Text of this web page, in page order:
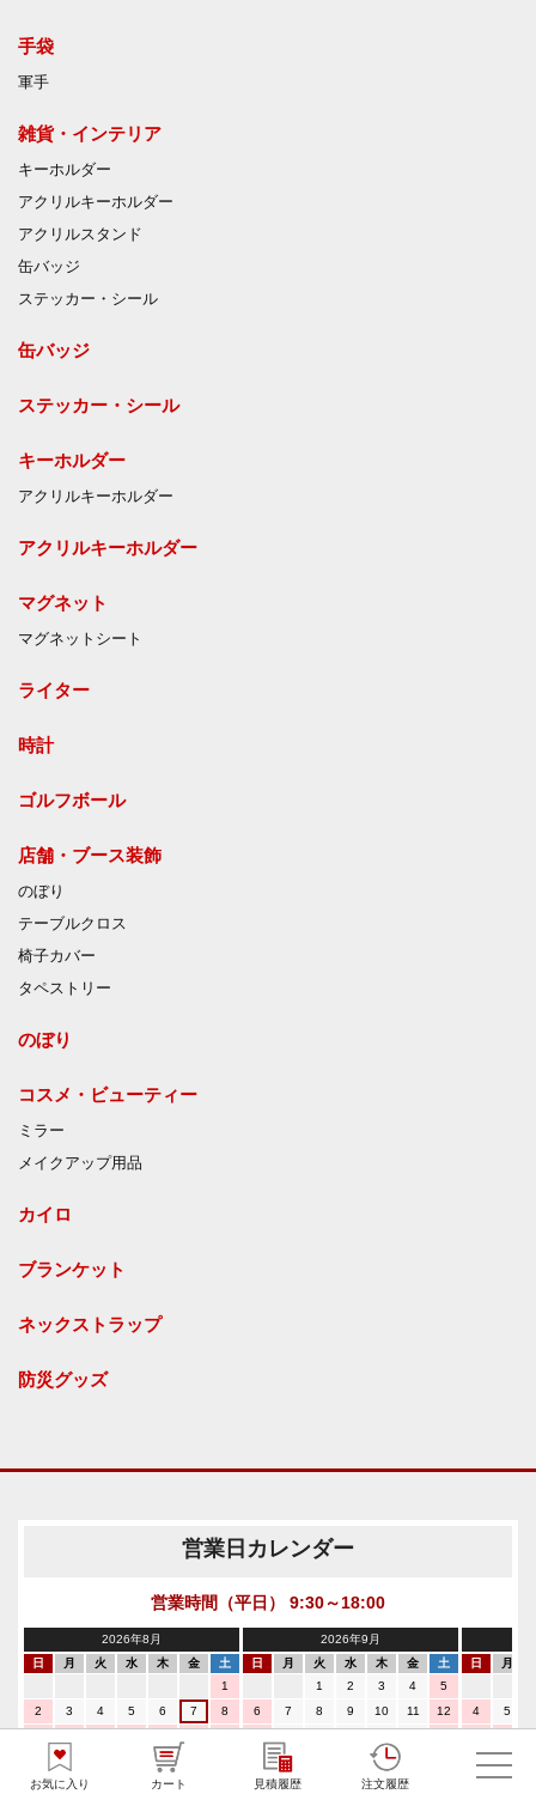
お気に入り カート 見積履歴 注文履歴
手袋
軍手
雑貨・インテリア
キーホルダー
アクリルキーホルダー
アクリルスタンド
缶バッジ
ステッカー・シール
缶バッジ
ステッカー・シール
キーホルダー
アクリルキーホルダー
アクリルキーホルダー
マグネット
マグネットシート
ライター
時計
ゴルフボール
店舗・ブース装飾
のぼり
テーブルクロス
椅子カバー
タペストリー
のぼり
コスメ・ビューティー
ミラー
メイクアップ用品
カイロ
ブランケット
ネックストラップ
防災グッズ
営業日カレンダー
営業時間（平日） 9:30～18:00
2026年8月
日
月 火 水 木 金
土
1
2
3 4 5 6 7
8
17 20
23
24 27
2026年9月
日
月 火 水 木 金
土
1
2 3 4
5
6
7 8 9 10 11
12
21 24
27
28
日 月
4 5